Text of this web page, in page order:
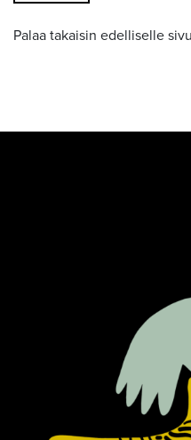
Palaa takaisin edelliselle